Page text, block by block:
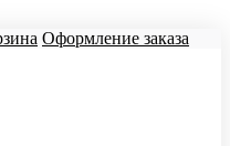
Оформление заказа